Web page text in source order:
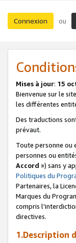
Connexion ou
Mises à jour: 15
Bienvenue sur le
les différentes
Des traductions
prévaut.
Toute personne
personnes ou
Accord ») sans y
Politiques du
Partenaires, la
Marques du
compris
directives.
1.Description